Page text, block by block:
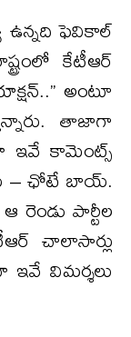
ఉన్నది ఫెవికాల్
కేటీఆర్
అంటూ
తాజాగా
కామెంట్స్
– ఛోటే బాయ్.
పార్టీల
చాలాసార్లు
విమర్శలు